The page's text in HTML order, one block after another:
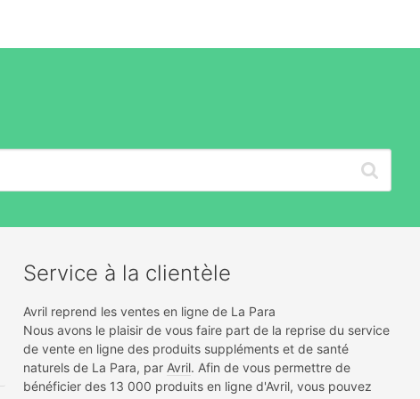
Service à la clientèle
Avril reprend les ventes en ligne de La Para
Nous avons le plaisir de vous faire part de la reprise du service
de vente en ligne des produits suppléments et de santé
naturels de La Para, par Avril. Afin de vous permettre de
bénéficier des 13 000 produits en ligne d'Avril, vous pouvez